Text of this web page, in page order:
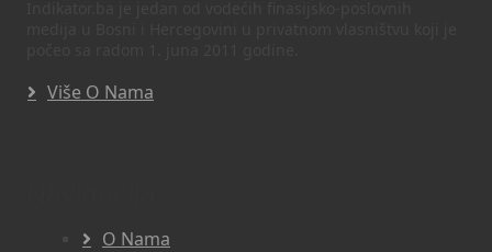
Više O Nama
O Nama